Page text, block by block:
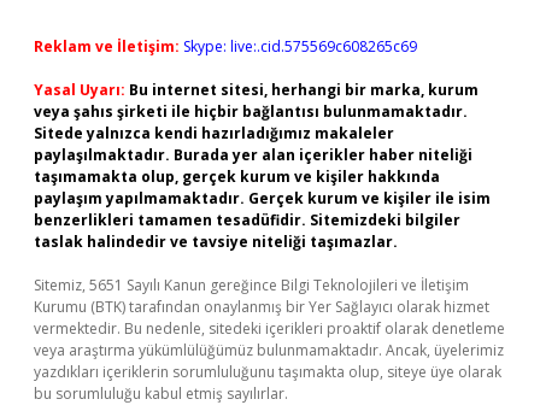
Reklam ve İletişim: Skype: live:.cid.575569c608265c69
Yasal Uyarı: Bu internet sitesi, herhangi bir marka, kurum
veya şahıs şirketi ile hiçbir bağlantısı bulunmamaktadır.
Sitede yalnızca kendi hazırladığımız makaleler
paylaşılmaktadır. Burada yer alan içerikler haber niteliği
taşımamakta olup, gerçek kurum ve kişiler hakkında
paylaşım yapılmamaktadır. Gerçek kurum ve kişiler ile isim
benzerlikleri tamamen tesadüfidir. Sitemizdeki bilgiler
taslak halindedir ve tavsiye niteliği taşımazlar.
Sitemiz, 5651 Sayılı Kanun gereğince Bilgi Teknolojileri ve İletişim
Kurumu (BTK) tarafından onaylanmış bir Yer Sağlayıcı olarak hizmet
vermektedir. Bu nedenle, sitedeki içerikleri proaktif olarak denetleme
veya araştırma yükümlülüğümüz bulunmamaktadır. Ancak, üyelerimiz
yazdıkları içeriklerin sorumluluğunu taşımakta olup, siteye üye olarak
bu sorumluluğu kabul etmiş sayılırlar.